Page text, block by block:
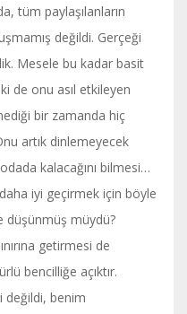
tüm paylaşılanların
değildi. Gerçeği
Mesele bu kadar basit
de onu asıl etkileyen
bir zamanda hiç
artık dinlemeyecek
kalacağını bilmesi…
iyi geçirmek için böyle
düşünmüş müydü?
getirmesi de
bencilliğe açıktır.
değildi, benim